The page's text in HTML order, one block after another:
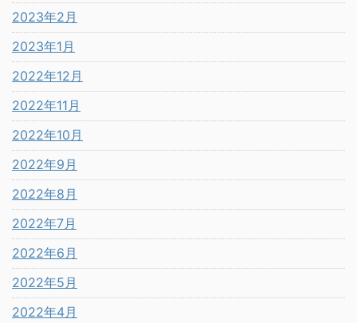
2023年2月
2023年1月
2022年12月
2022年11月
2022年10月
2022年9月
2022年8月
2022年7月
2022年6月
2022年5月
2022年4月